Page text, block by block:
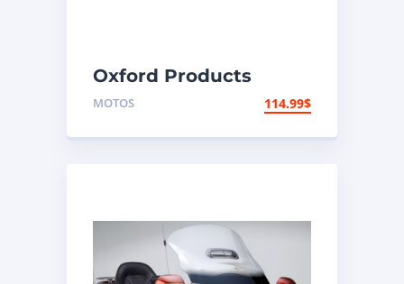
Oxford Products
Coffre arrière
MOTOS 114.99$